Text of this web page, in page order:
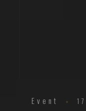
Event